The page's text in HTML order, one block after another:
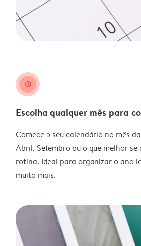
clock
Escolha qualquer mês para
Comece o seu calendário no mês
Abril, Setembro ou o que melhor se
rotina. Ideal para organizar o ano
muito mais.